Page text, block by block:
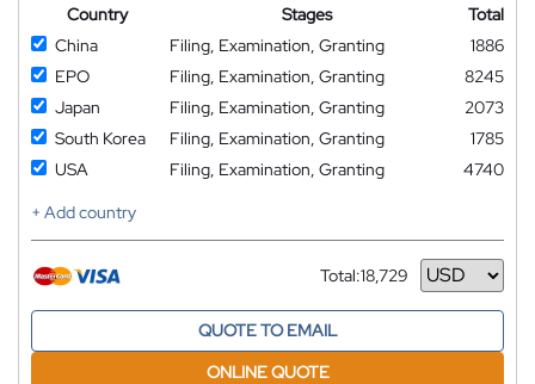
Country Stages
Total
China
Filing, Examination, Granting
1886
EPO
Filing, Examination, Granting
8245
Japan
Filing, Examination, Granting
2073
South Korea
Filing, Examination, Granting
1785
USA
Filing, Examination, Granting
4740
+ Add country
Total:18,729
Currency
QUOTE TO EMAIL
ONLINE QUOTE